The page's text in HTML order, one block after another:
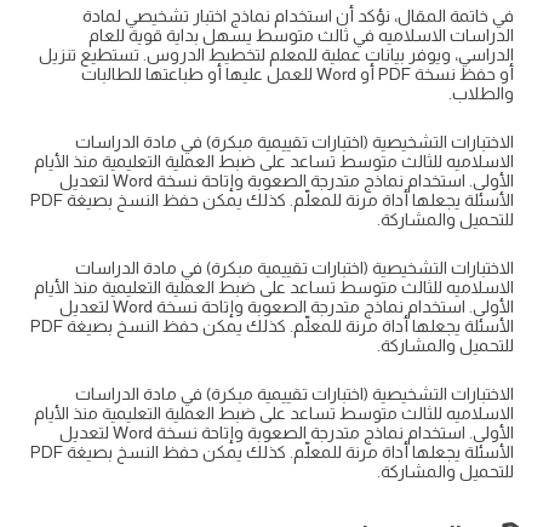
في خاتمة المقال، نؤكد أن استخدام نماذج اختبار تشخيصي لمادة
الدراسات الاسلاميه في ثالث متوسط يسهل بداية قوية للعام
الدراسي، ويوفر بيانات عملية للمعلم لتخطيط الدروس. تستطيع تنزيل
أو حفظ نسخة PDF أو Word للعمل عليها أو طباعتها للطالبات
والطلاب.
الاختبارات التشخيصية (اختبارات تقييمية مبكرة) في مادة الدراسات
الاسلاميه للثالث متوسط تساعد على ضبط العملية التعليمية منذ الأيام
الأولى. استخدام نماذج متدرجة الصعوبة وإتاحة نسخة Word لتعديل
الأسئلة يجعلها أداة مرنة للمعلّم. كذلك يمكن حفظ النسخ بصيغة PDF
للتحميل والمشاركة.
الاختبارات التشخيصية (اختبارات تقييمية مبكرة) في مادة الدراسات
الاسلاميه للثالث متوسط تساعد على ضبط العملية التعليمية منذ الأيام
الأولى. استخدام نماذج متدرجة الصعوبة وإتاحة نسخة Word لتعديل
الأسئلة يجعلها أداة مرنة للمعلّم. كذلك يمكن حفظ النسخ بصيغة PDF
للتحميل والمشاركة.
الاختبارات التشخيصية (اختبارات تقييمية مبكرة) في مادة الدراسات
الاسلاميه للثالث متوسط تساعد على ضبط العملية التعليمية منذ الأيام
الأولى. استخدام نماذج متدرجة الصعوبة وإتاحة نسخة Word لتعديل
الأسئلة يجعلها أداة مرنة للمعلّم. كذلك يمكن حفظ النسخ بصيغة PDF
للتحميل والمشاركة.